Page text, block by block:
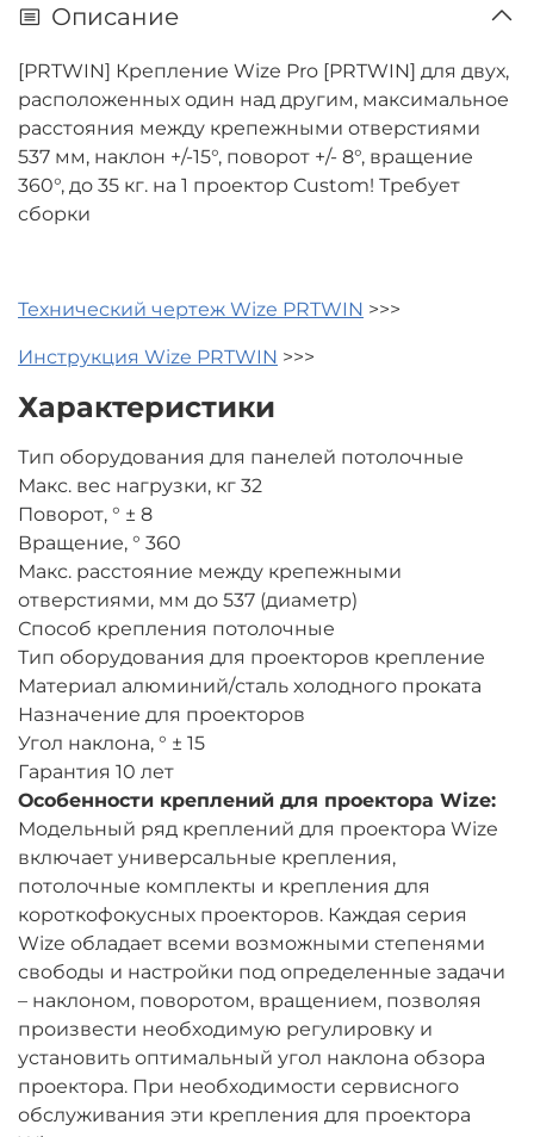
Описание
[PRTWIN] Крепление Wize Pro [PRTWIN] для двух,
расположенных один над другим, максимальное
расстояния между крепежными отверстиями
537 мм, наклон +/-15°, поворот +/- 8°, вращение
360°, до 35 кг. на 1 проектор Custom! Требует
сборки
Технический чертеж Wize PRTWIN >>>
Инструкция Wize PRTWIN >>>
Характеристики
Тип оборудования для панелей потолочные
Макс. вес нагрузки, кг 32
Поворот, ° ± 8
Вращение, ° 360
Макс. расстояние между крепежными
отверстиями, мм до 537 (диаметр)
Способ крепления потолочные
Тип оборудования для проекторов крепление
Материал алюминий/сталь холодного проката
Назначение для проекторов
Угол наклона, ° ± 15
Гарантия 10 лет
Особенности креплений для проектора Wize:
Модельный ряд креплений для проектора Wize
включает универсальные крепления,
потолочные комплекты и крепления для
короткофокусных проекторов. Каждая серия
Wize обладает всеми возможными степенями
свободы и настройки под определенные задачи
– наклоном, поворотом, вращением, позволяя
произвести необходимую регулировку и
установить оптимальный угол наклона обзора
проектора. При необходимости сервисного
обслуживания эти крепления для проектора